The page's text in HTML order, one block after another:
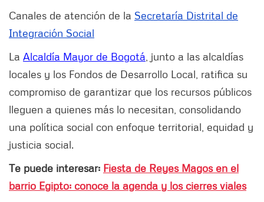
Canales de atención de la Secretaría Distrital de
Integración Social
La Alcaldía Mayor de Bogotá , junto a las alcaldías
locales y los Fondos de Desarrollo Local, ratifica su
compromiso de garantizar que los recursos públicos
lleguen a quienes más lo necesitan, consolidando
una política social con enfoque territorial, equidad y
justicia social.
Te puede interesar: Fiesta de Reyes Magos en el
barrio Egipto: conoce la agenda y los cierres viales